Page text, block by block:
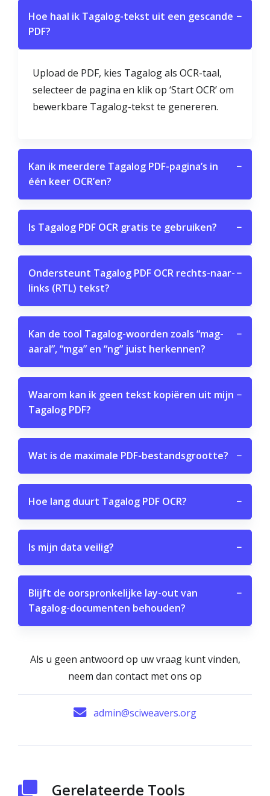
Hoe haal ik Tagalog-tekst uit een gescande
PDF?
−
Upload de PDF, kies Tagalog als OCR-taal,
selecteer de pagina en klik op ‘Start OCR’ om
bewerkbare Tagalog-tekst te genereren.
Kan ik meerdere Tagalog PDF-pagina’s in
één keer OCR’en?
−
Is Tagalog PDF OCR gratis te gebruiken? −
Ondersteunt Tagalog PDF OCR rechts-naar-
links (RTL) tekst?
−
Kan de tool Tagalog-woorden zoals “mag-
aaral”, “mga” en “ng” juist herkennen?
−
Waarom kan ik geen tekst kopiëren uit mijn
Tagalog PDF?
−
Wat is de maximale PDF-bestandsgrootte? −
Hoe lang duurt Tagalog PDF OCR? −
Is mijn data veilig? −
Blijft de oorspronkelijke lay-out van
Tagalog-documenten behouden?
−
Als u geen antwoord op uw vraag kunt vinden,
neem dan contact met ons op
admin@sciweavers.org
Gerelateerde Tools